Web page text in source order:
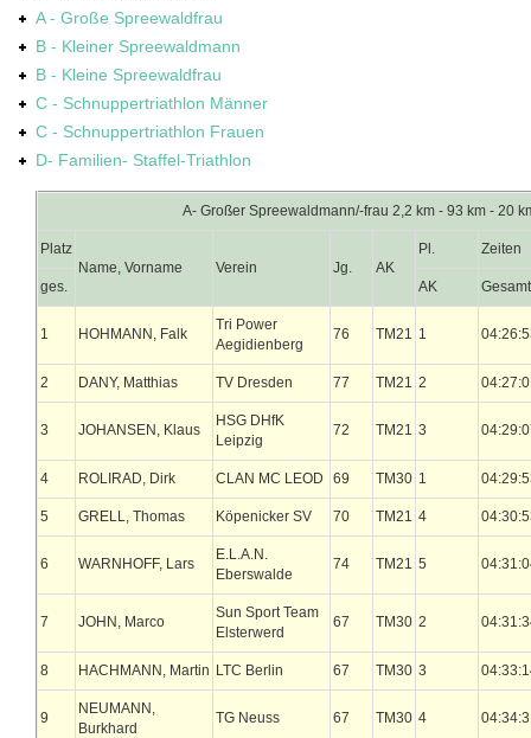
A - Große Spreewaldfrau
B - Kleiner Spreewaldmann
B - Kleine Spreewaldfrau
C - Schnuppertriathlon Männer
C - Schnuppertriathlon Frauen
D- Familien- Staffel-Triathlon
A- Großer Spreewaldmann/-frau 2,2 km - 93 km - 20
Platz
Name, Vorname
Verein Jg. AK
Pl. Zeiten
ges. AK Gesamt
1 HOHMANN, Falk
Tri Power
Aegidienberg
76 TM21 1
2 DANY, Matthias TV Dresden 77 TM21 2
3 JOHANSEN, Klaus
HSG DHfK
Leipzig
72 TM21 3
4 ROLIRAD, Dirk CLAN MC LEOD 69 TM30 1
5 GRELL, Thomas Köpenicker SV 70 TM21 4
6 WARNHOFF, Lars
E.L.A.N.
Eberswalde
74 TM21 5
7 JOHN, Marco
Sun Sport Team
Elsterwerd
67 TM30 2
8 HACHMANN, Martin LTC Berlin 67 TM30 3
9
NEUMANN,
Burkhard
TG Neuss 67 TM30 4